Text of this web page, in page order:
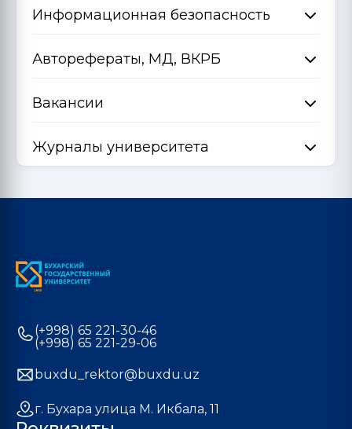
Информационная безопасность
Авторефераты, МД, ВКРБ
Вакансии
Журналы университета
(+998) 65 221-30-46
(+998) 65 221-29-06
buxdu_rektor@buxdu.uz
г. Бухара улица М. Икбала, 11